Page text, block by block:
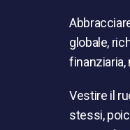
globale,
Vestire il
stessi,